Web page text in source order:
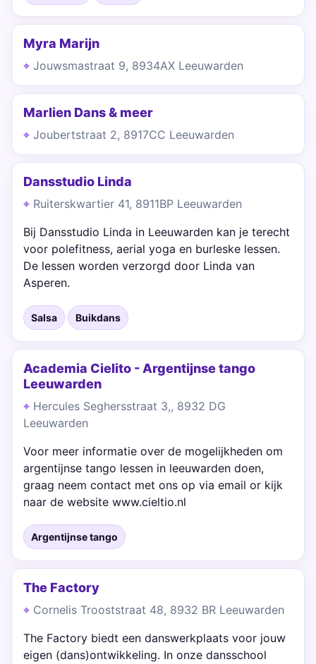
Myra Marijn
Jouwsmastraat 9, 8934AX Leeuwarden
Marlien Dans & meer
Joubertstraat 2, 8917CC Leeuwarden
Dansstudio Linda
Ruiterskwartier 41, 8911BP Leeuwarden
Bij Dansstudio Linda in Leeuwarden kan je terecht
voor polefitness, aerial yoga en burleske lessen.
De lessen worden verzorgd door Linda van
Asperen.
Salsa Buikdans
Academia Cielito - Argentijnse tango
Leeuwarden
Hercules Seghersstraat 3,, 8932 DG
Leeuwarden
Voor meer informatie over de mogelijkheden om
argentijnse tango lessen in leeuwarden doen,
graag neem contact met ons op via email or kijk
naar de website www.cieltio.nl
Argentijnse tango
The Factory
Cornelis Trooststraat 48, 8932 BR Leeuwarden
The Factory biedt een danswerkplaats voor jouw
eigen (dans)ontwikkeling. In onze dansschool